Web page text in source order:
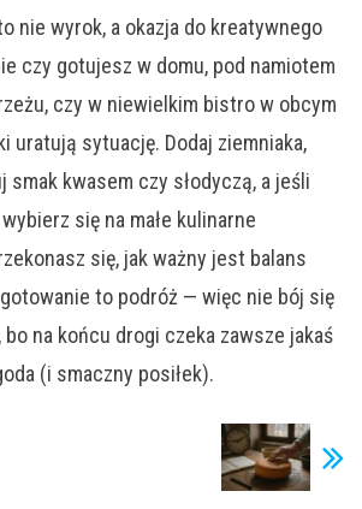
nie wyrok, a okazja do kreatywnego
czy gotujesz w domu, pod namiotem
czy w niewielkim bistro w obcym
uratują sytuację. Dodaj ziemniaka,
smak kwasem czy słodyczą, a jeśli
się na małe kulinarne
się, jak ważny jest balans
to podróż — więc nie bój się
bo na końcu drogi czeka zawsze jakaś
(i smaczny posiłek).